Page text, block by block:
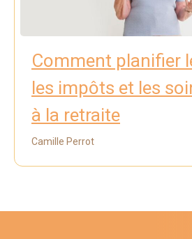
Comment planifier
les impôts et les
à la retraite
Camille Perrot